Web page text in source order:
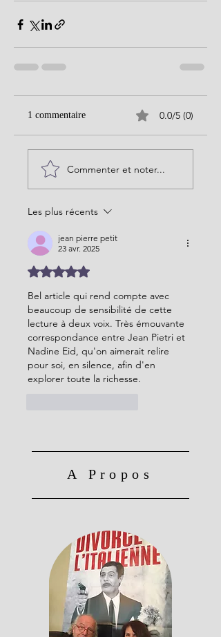
1 commentaire 0.0/5 (0)
Commenter et noter...
Les plus récents
jean pierre petit
23 avr. 2025
Noté 5 étoiles sur 5.
Bel article qui rend compte avec
beaucoup de sensibilité de cette
lecture à deux voix. Très émouvante
correspondance entre Jean Pietri et
Nadine Eid, qu'on aimerait relire
pour soi, en silence, afin d'en
explorer toute la richesse.
A Propos